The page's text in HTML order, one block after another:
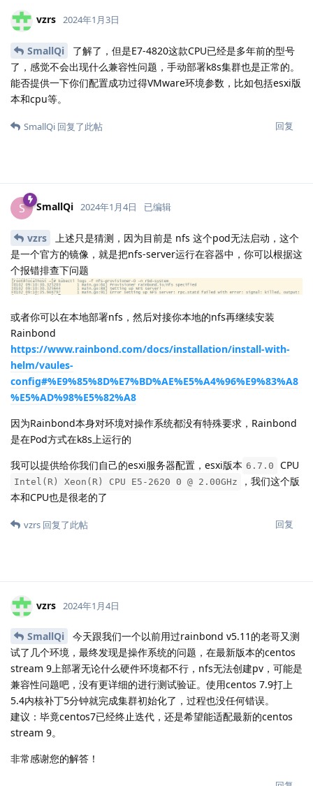
vzrs 2024年1月3日
SmallQi
了解了，但是E7-4820这款CPU已经是多年前的型号
了，感觉不会出现什么兼容性问题，手动部署k8s集群也是正常的。
能否提供一下你们配置成功过得VMware环境参数，比如包括esxi版
本和cpu等。
回复
SmallQi 回复了此帖
S SmallQi 2024年1月4日 已编辑
vzrs
上述只是猜测，因为目前是 nfs 这个pod无法启动，这个
是一个官方的镜像，就是把nfs-server运行在容器中，你可以根据这
个报错排查下问题
或者你可以在本地部署nfs，然后对接你本地的nfs再继续安装
Rainbond
https://www.rainbond.com/docs/installation/install-with-
helm/vaules-
config#%E9%85%8D%E7%BD%AE%E5%A4%96%E9%83%A8
%E5%AD%98%E5%82%A8
因为Rainbond本身对环境对操作系统都没有特殊要求，Rainbond
是在Pod方式在k8s上运行的
我可以提供给你我们自己的esxi服务器配置，esxi版本 6.7.0 CPU
Intel(R) Xeon(R) CPU E5-2620 0 @ 2.00GHz
，我们这个版
本和CPU也是很老的了
回复
vzrs 回复了此帖
vzrs 2024年1月4日
SmallQi
今天跟我们一个以前用过rainbond v5.11的老哥又测
试了几个环境，最终发现是操作系统的问题，在最新版本的centos
stream 9上部署无论什么硬件环境都不行，nfs无法创建pv，可能是
兼容性问题吧，没有更详细的进行测试验证。使用centos 7.9打上
5.4内核补丁5分钟就完成集群初始化了，过程也没任何错误。
建议：毕竟centos7已经终止迭代，还是希望能适配最新的centos
stream 9。
非常感谢您的解答！